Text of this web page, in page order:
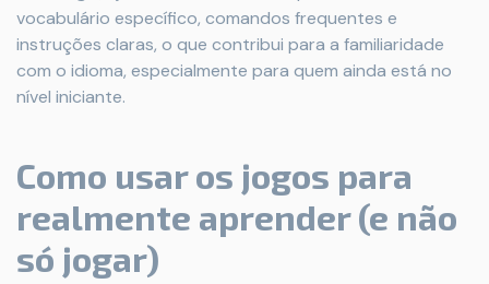
vocabulário específico, comandos frequentes e
instruções claras, o que contribui para a familiaridade
com o idioma, especialmente para quem ainda está no
nível iniciante.
Como usar os jogos para
realmente aprender (e não
só jogar)